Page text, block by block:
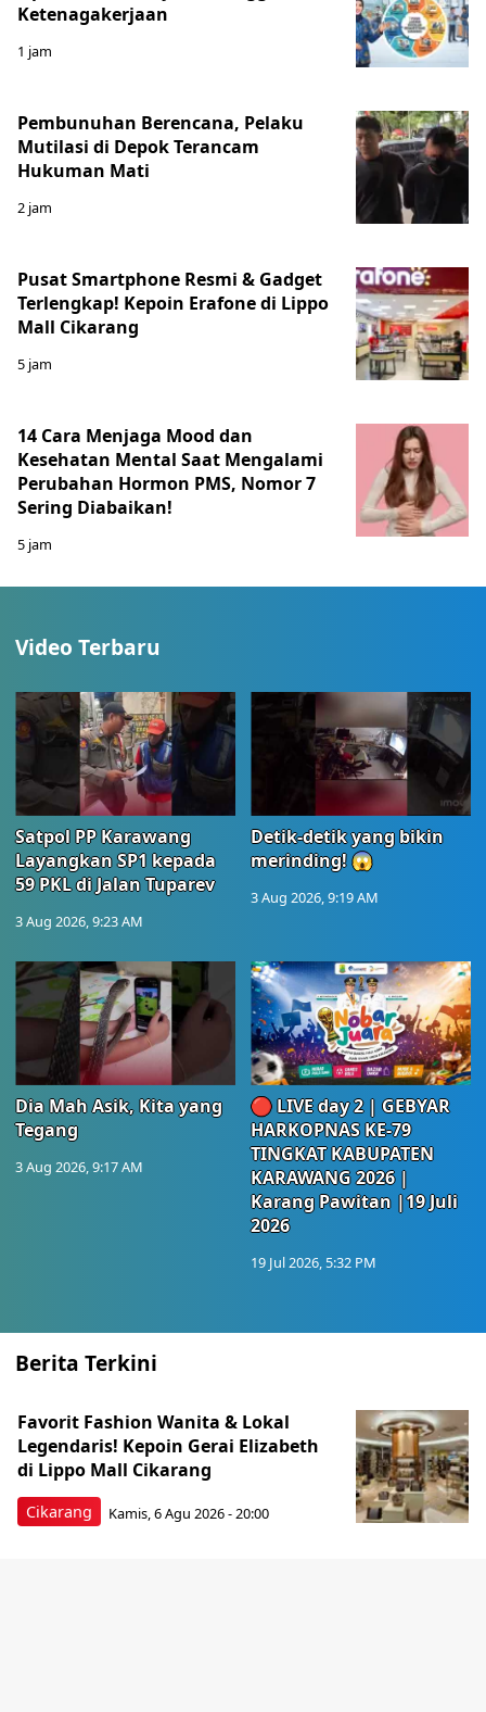
Ketenagakerjaan
1 jam
Pembunuhan Berencana, Pelaku
Mutilasi di Depok Terancam
Hukuman Mati
2 jam
Pusat Smartphone Resmi & Gadget
Terlengkap! Kepoin Erafone di Lippo
Mall Cikarang
5 jam
14 Cara Menjaga Mood dan
Kesehatan Mental Saat Mengalami
Perubahan Hormon PMS, Nomor 7
Sering Diabaikan!
5 jam
Video Terbaru
Satpol PP Karawang
Layangkan SP1 kepada
59 PKL di Jalan Tuparev
3 Aug 2026, 9:23 AM
Detik-detik yang bikin
merinding! 😱
3 Aug 2026, 9:19 AM
Dia Mah Asik, Kita yang
Tegang
3 Aug 2026, 9:17 AM
🔴 LIVE day 2 | GEBYAR
HARKOPNAS KE-79
TINGKAT KABUPATEN
KARAWANG 2026 |
Karang Pawitan |19 Juli
2026
19 Jul 2026, 5:32 PM
Berita Terkini
Cikarang
Favorit Fashion Wanita & Lokal
Legendaris! Kepoin Gerai Elizabeth
di Lippo Mall Cikarang
Kamis, 6 Agu 2026 - 20:00